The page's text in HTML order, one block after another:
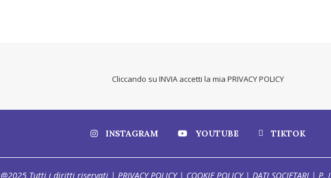
Cliccando su INVIA accetti la mia PRIVACY POLICY
INSTAGRAM YOUTUBE TIKTOK
@2025 Tutti i diritti riservati | PRIVACY POLICY| COOKIE POLICY| DATI SOCIETARI | P.